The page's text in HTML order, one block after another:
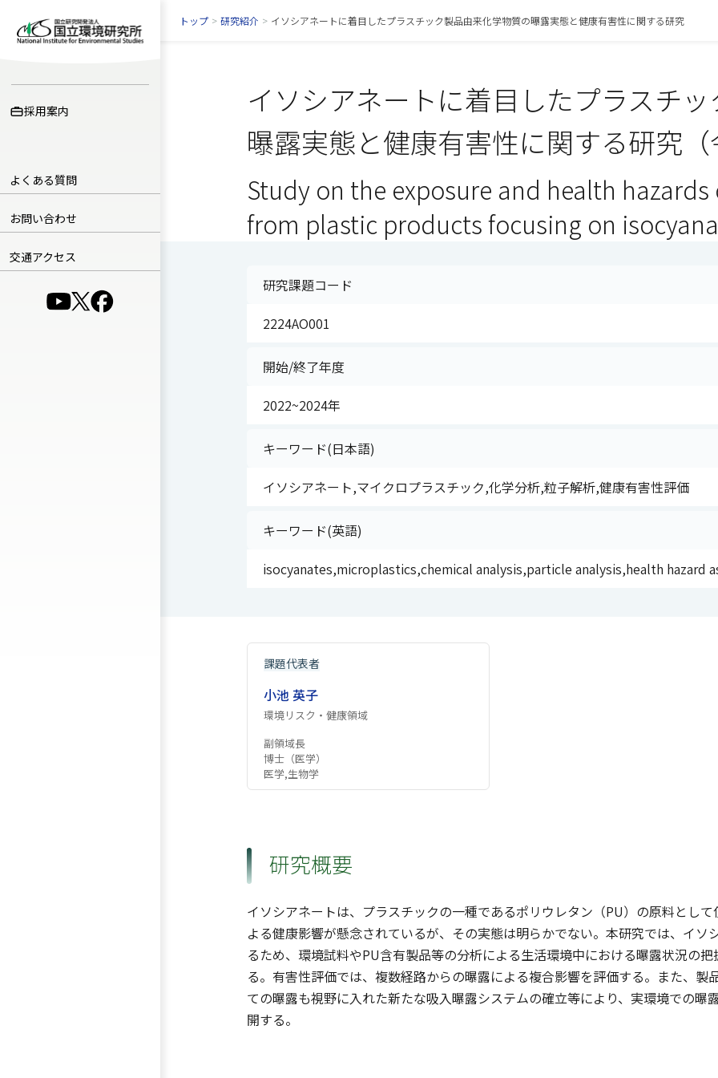
採用案内
よくある質問
お問い合わせ
交通アクセス
（別ウインドウで開きます）
（別ウインドウで開きます）
（別ウインドウで開きます）
トップ > 研究紹介 > イソシアネートに着目したプラスチック製品由来化学物質の曝露実態と健康有害性に関する研究
イソシアネートに着目したプラスチ
曝露実態と健康有害性に関する研究（
Study on the exposure and health
from plastic products focusing on
研究課題コード
2224AO001
開始/終了年度
2022~2024年
キーワード(日本語)
イソシアネート,マイクロプラスチック,化学分析,粒子解析,健康有害性評価
キーワード(英語)
isocyanates,microplastics,chemical analysis,particle analysis,health hazard
課題代表者
小池 英子
環境リスク・健康領域
副領域長
博士（医学）
医学,生物学
研究概要
イソシアネートは、プラスチックの一種であるポリウレタン（PU）の原料とし
よる健康影響が懸念されているが、その実態は明らかでない。本研究では、イ
るため、環境試料やPU含有製品等の分析による生活環境中における曝露状況の
る。有害性評価では、複数経路からの曝露による複合影響を評価する。また、製
ての曝露も視野に入れた新たな吸入曝露システムの確立等により、実環境での
開する。